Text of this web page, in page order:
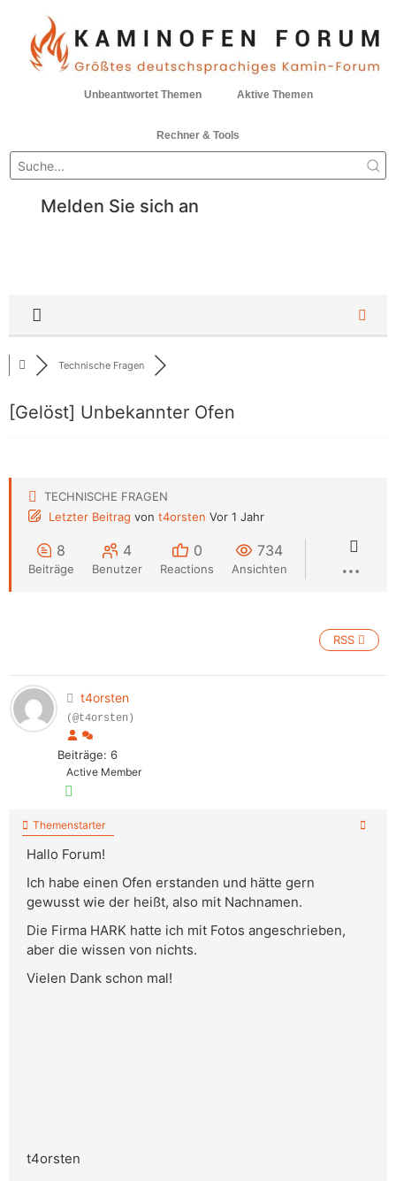
Unbeantwortet Themen Aktive Themen
Rechner & Tools
Melden Sie sich an
Technische Fragen
[Gelöst] Unbekannter Ofen
TECHNISCHE FRAGEN
Letzter Beitrag von t4orsten Vor 1 Jahr
8
Beiträge
4
Benutzer
0
Reactions
734
Ansichten
RSS
t4orsten
(@t4orsten)
Beiträge: 6
Active Member
Themenstarter
Hallo Forum!
Ich habe einen Ofen erstanden und hätte gern
gewusst wie der heißt, also mit Nachnamen.
Die Firma HARK hatte ich mit Fotos angeschrieben,
aber die wissen von nichts.
Vielen Dank schon mal!
t4orsten